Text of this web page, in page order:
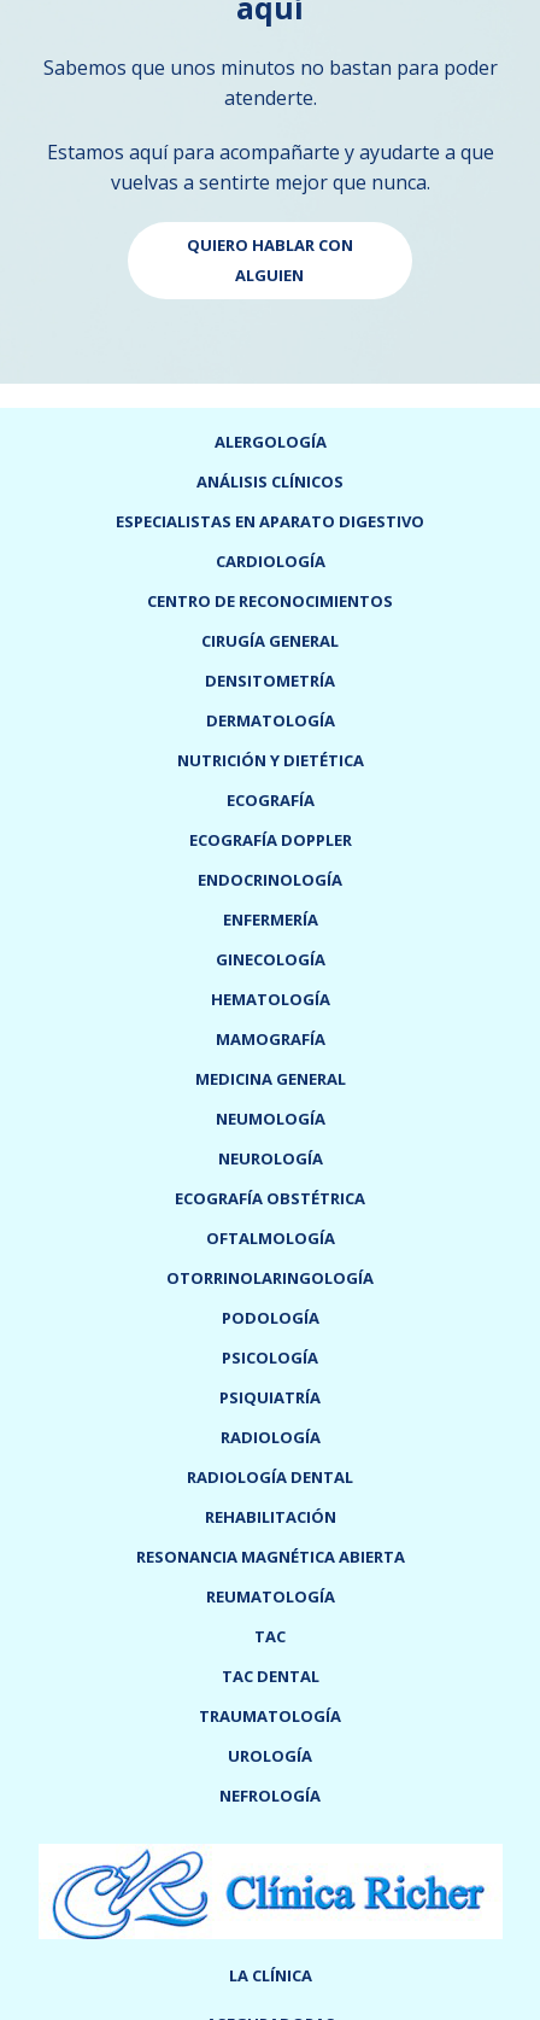
Sabemos que unos minutos no bastan para poder
atenderte.
Estamos aquí para acompañarte y ayudarte a que
vuelvas a sentirte mejor que nunca.
QUIERO HABLAR CON
ALGUIEN
ALERGOLOGÍA
ANÁLISIS CLÍNICOS
ESPECIALISTAS EN APARATO DIGESTIVO
CARDIOLOGÍA
CENTRO DE RECONOCIMIENTOS
CIRUGÍA GENERAL
DENSITOMETRÍA
DERMATOLOGÍA
NUTRICIÓN Y DIETÉTICA
ECOGRAFÍA
ECOGRAFÍA DOPPLER
ENDOCRINOLOGÍA
ENFERMERÍA
GINECOLOGÍA
HEMATOLOGÍA
MAMOGRAFÍA
MEDICINA GENERAL
NEUMOLOGÍA
NEUROLOGÍA
ECOGRAFÍA OBSTÉTRICA
OFTALMOLOGÍA
OTORRINOLARINGOLOGÍA
PODOLOGÍA
PSICOLOGÍA
PSIQUIATRÍA
RADIOLOGÍA
RADIOLOGÍA DENTAL
REHABILITACIÓN
RESONANCIA MAGNÉTICA ABIERTA
REUMATOLOGÍA
TAC
TAC DENTAL
TRAUMATOLOGÍA
UROLOGÍA
NEFROLOGÍA
LA CLÍNICA